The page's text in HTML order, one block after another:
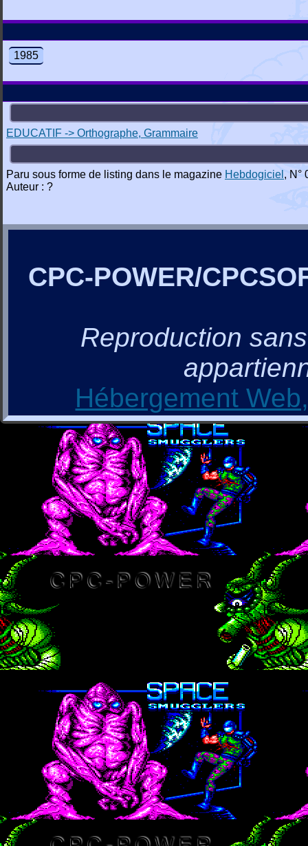
1985
EDUCATIF -> Orthographe, Grammaire
Paru sous forme de listing dans le magazine Hebdogiciel , N°
Auteur : ?
CPC-POWER/
Reproduction
Hébergement